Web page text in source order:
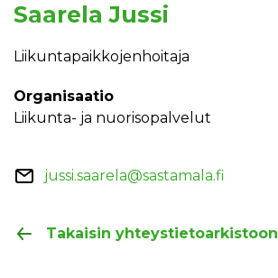
Saarela Jussi
Liikuntapaikkojenhoitaja
Organisaatio
Liikunta- ja nuorisopalvelut
jussi.saarela@sastamala.fi
Takaisin yhteystietoarkistoon